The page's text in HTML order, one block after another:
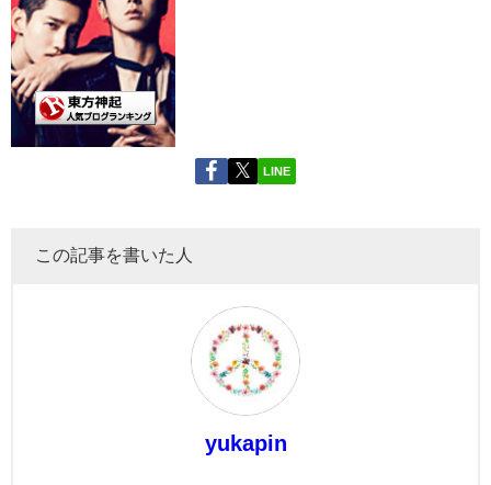
LINE
この記事を書いた人
yukapin